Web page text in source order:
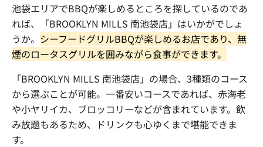
池袋エリアでBBQが楽しめるところを探しているのであ
れば、「BROOKLYN MILLS 南池袋店」はいかがでしょ
うか。 シーフードグリルBBQが楽しめるお店であり、無
煙のロータスグリルを囲みながら食事ができます。
「BROOKLYN MILLS 南池袋店」の場合、 3種類のコース
から選ぶことが可能。一番安いコースであれば、赤海老
や小ヤリイカ、ブロッコリーなどが含まれています。飲
み放題もあるため、ドリンクも心ゆくまで堪能できま
す。